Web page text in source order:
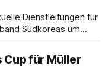
Dienstleitungen für
Südkoreas um
Cup für Müller